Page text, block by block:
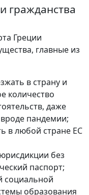
гражданства
Греции
главные из
в страну и
количество
даже
пандемии;
в любой стране ЕС
без
паспорт;
социальной
образования